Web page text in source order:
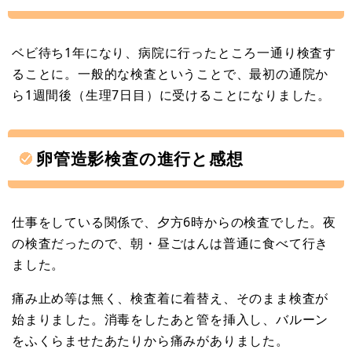
ベビ待ち1年になり、病院に行ったところ一通り検査す
ることに。一般的な検査ということで、最初の通院か
ら1週間後（生理7日目）に受けることになりました。
卵管造影検査の進行と感想
仕事をしている関係で、夕方6時からの検査でした。夜
の検査だったので、朝・昼ごはんは普通に食べて行き
ました。
痛み止め等は無く、検査着に着替え、そのまま検査が
始まりました。消毒をしたあと管を挿入し、バルーン
をふくらませたあたりから痛みがありました。